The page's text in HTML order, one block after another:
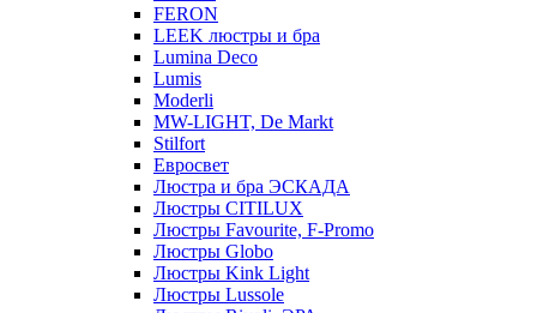
FERON
LEEK люстры и бра
Lumina Deco
Lumis
Moderli
MW-LIGHT, De Markt
Stilfort
Евросвет
Люстра и бра ЭСКАДА
Люстры CITILUX
Люстры Favourite, F-Promo
Люстры Globo
Люстры Kink Light
Люстры Lussole